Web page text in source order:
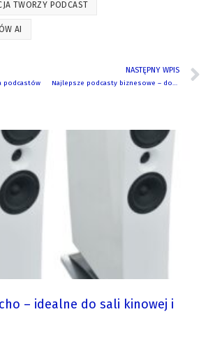
TWORZY PODCAST
AI
podcastów
NASTĘPNY WPIS
Najlepsze podcasty biznesowe – dowiedz się jak prowadzić własny biznes
– idealne do sali kinowej i